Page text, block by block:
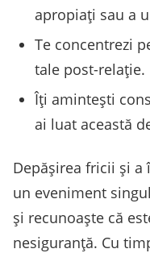
apropiați sau a
Te concentrezi
tale post-relație.
Îți amintești
ai luat această
Depășirea fricii și
un eveniment
și recunoaște că
nesiguranță. Cu